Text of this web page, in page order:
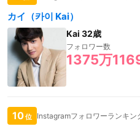
カイ（카이 Kai）
Kai 32歳
フォロワー数
1375万
10位 Instagramフォロワーランキン